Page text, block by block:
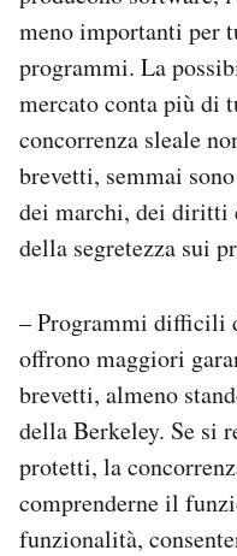
meno importanti per
programmi. La
mercato conta più di
concorrenza sleale
brevetti, semmai
dei marchi, dei diritti
della segretezza sui
– Programmi difficili
offrono maggiori
brevetti, almeno
della Berkeley. Se si
protetti, la
comprenderne il
funzionalità,